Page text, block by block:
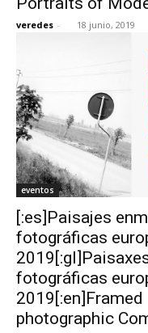
veredes - 18 junio, 2019
eventos
[:es]Paisajes
fotográficas
fotográficas
2019[:en]Framed
photographic